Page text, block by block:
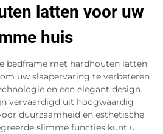
latten voor uw
huis
bedframe met hardhouten latten
uw slaapervaring te verbeteren
en een elegant design.
vervaardigd uit hoogwaardig
duurzaamheid en esthetische
slimme functies kunt u